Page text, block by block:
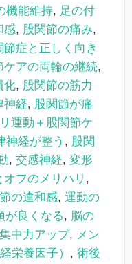
機能維持, 足の付
感, 股関節の痛み,
症と正しく向き
ケアの両輪の継続,
化, 股関節の筋力
神経, 股関節が痛
運動＋股関節ケ
神経が整う , 股関
, 交感神経, 変形
オフのメリハリ ,
の違和感, 運動の
が良くなる, 脳の
集中力アップ, メン
栄養因子） , 術後